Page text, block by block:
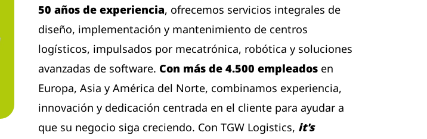
50 años de experiencia, ofrecemos servicios integrales de
diseño, implementación y mantenimiento de centros
logísticos, impulsados ​​por mecatrónica, robótica y soluciones
avanzadas de software. Con más de 4.500 empleados en
Europa, Asia y América del Norte, combinamos experiencia,
innovación y dedicación centrada en el cliente para ayudar a
que su negocio siga creciendo. Con TGW Logistics, it's